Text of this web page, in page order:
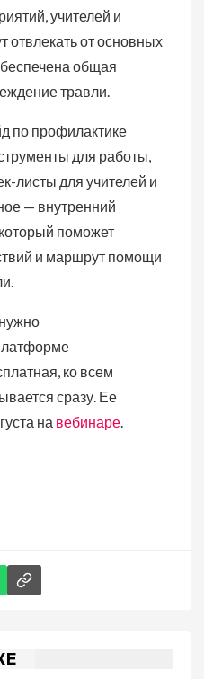
учителей и
отвлекать от основных
общая
травли.
по профилактике
для работы,
листы для учителей и
— внутренний
поможет
и маршрут помощи
нужно
ко всем
сразу. Ее
на вебинаре.